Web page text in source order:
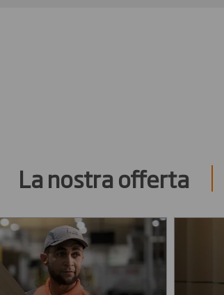
La nostra offerta